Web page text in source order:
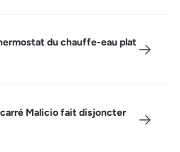
du chauffe-eau plat
Malicio fait disjoncter